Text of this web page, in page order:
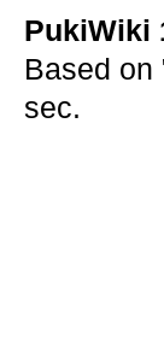
PukiWiki
Based
sec.